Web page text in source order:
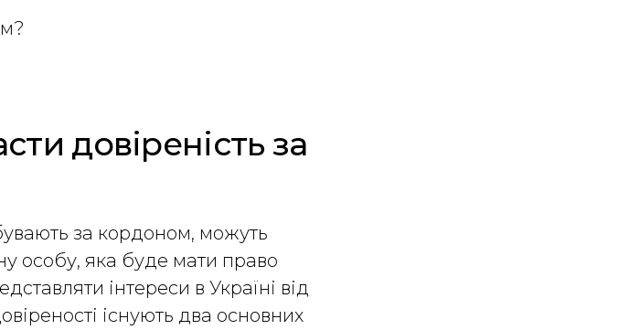
довіреність за
за кордоном, можуть
особу, яка буде мати право
інтереси в Україні від
існують два основних